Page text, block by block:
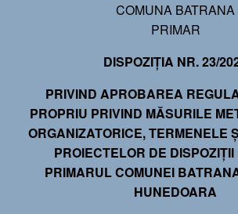
COMUNA BATRANA
PRIMAR
DISPOZIŢIA NR. 23/
PRIVIND APROBAREA
PROPRIU PRIVIND MĂSURILE
ORGANIZATORICE, TERMENELE
PROIECTELOR DE DISPOZIȚII
PRIMARUL COMUNEI
HUNEDOARA